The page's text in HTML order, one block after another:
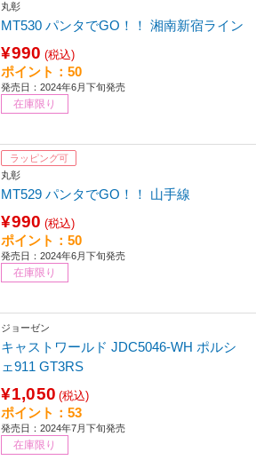
丸彰
MT530 パンタでGO！！ 湘南新宿ライン
¥990 (税込)
ポイント：50
発売日：2024年6月下旬発売
在庫限り
ラッピング可
丸彰
MT529 パンタでGO！！ 山手線
¥990 (税込)
ポイント：50
発売日：2024年6月下旬発売
在庫限り
ジョーゼン
キャストワールド JDC5046-WH ポルシ
ェ911 GT3RS
¥1,050 (税込)
ポイント：53
発売日：2024年7月下旬発売
在庫限り